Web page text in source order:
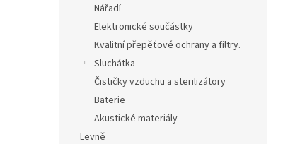
Nářadí
Elektronické součástky
Kvalitní přepěťové ochrany a filtry.
Sluchátka
Čističky vzduchu a sterilizátory
Baterie
Akustické materiály
Levně